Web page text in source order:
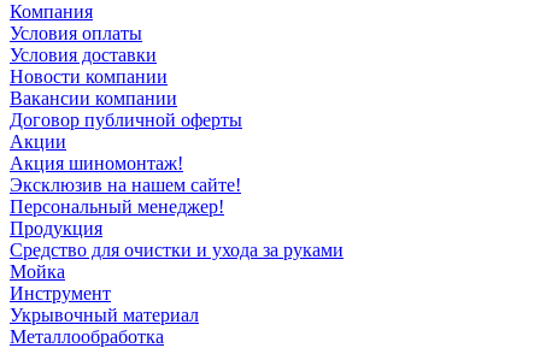
Компания
Условия оплаты
Условия доставки
Новости компании
Вакансии компании
Договор публичной оферты
Акции
Акция шиномонтаж!
Эксклюзив на нашем сайте!
Персональный менеджер!
Продукция
Средство для очистки и ухода за руками
Мойка
Инструмент
Укрывочный материал
Металлообработка